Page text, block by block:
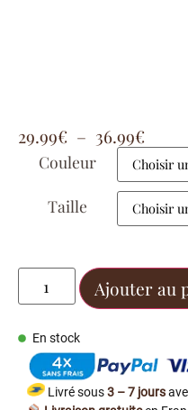
29.99€ – 36.99€
Couleur
Taille
Ajouter au
En stock
Livré sous3 – 7 jours